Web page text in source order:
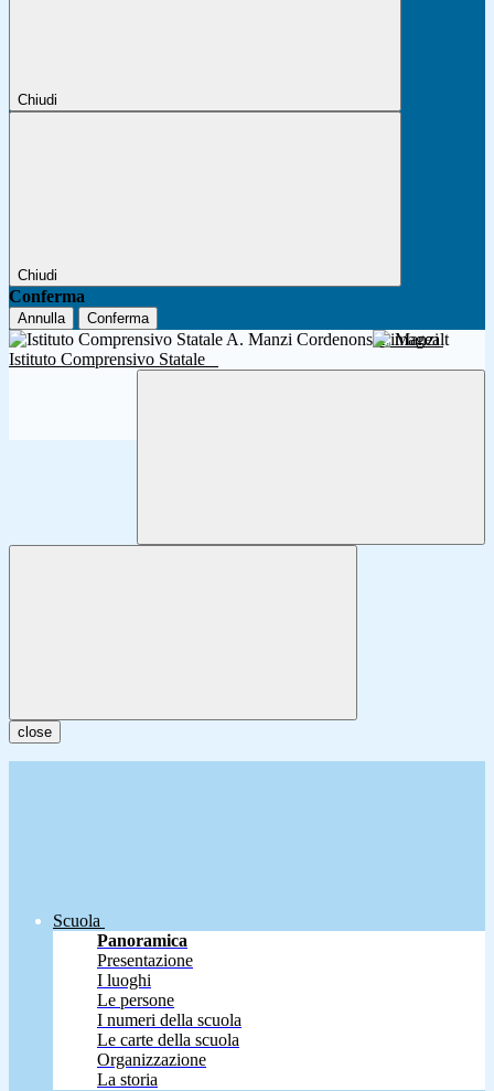
Chiudi
Chiudi
Conferma
Annulla Conferma
A. Manzi
Istituto Comprensivo Statale
close
Scuola
Panoramica
Presentazione
I luoghi
Le persone
I numeri della scuola
Le carte della scuola
Organizzazione
La storia